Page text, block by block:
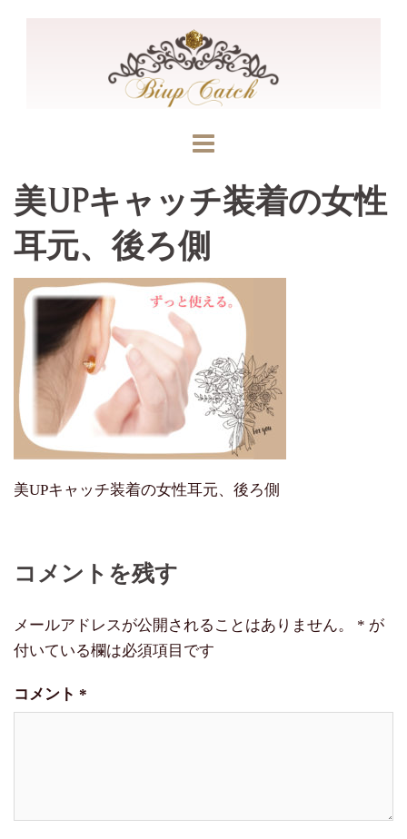
ッ美UPキャッチ装着の女性
耳元、後ろ側
美UPキャッチ装着の女性耳元、後ろ側
コメントを残す
メールアドレスが公開されることはありません。 * が
付いている欄は必須項目です
コメント *